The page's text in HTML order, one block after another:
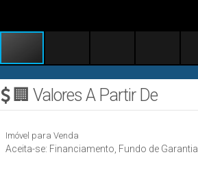
🏢 Valores A Partir De
Imóvel para Venda
Aceita-se: Financiamento, Fundo de Garantia